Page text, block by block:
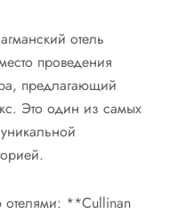
отель
проведения
предлагающий
Это один из самых
отелями: **Cullinan